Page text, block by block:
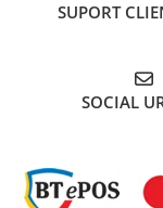
SUPORT
SOCIAL